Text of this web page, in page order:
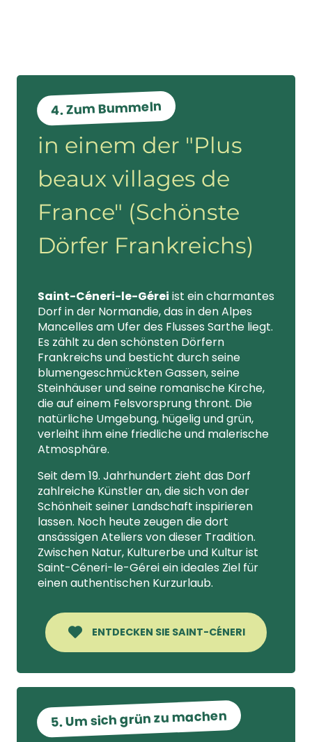
4. Zum Bummeln
in einem der "Plus
beaux villages de
France" (Schönste
Dörfer Frankreichs)
Saint-Céneri-le-Gérei ist ein charmantes
Dorf in der Normandie, das in den Alpes
Mancelles am Ufer des Flusses Sarthe liegt.
Es zählt zu den schönsten Dörfern
Frankreichs und besticht durch seine
blumengeschmückten Gassen, seine
Steinhäuser und seine romanische Kirche,
die auf einem Felsvorsprung thront. Die
natürliche Umgebung, hügelig und grün,
verleiht ihm eine friedliche und malerische
Atmosphäre.
Seit dem 19. Jahrhundert zieht das Dorf
zahlreiche Künstler an, die sich von der
Schönheit seiner Landschaft inspirieren
lassen. Noch heute zeugen die dort
ansässigen Ateliers von dieser Tradition.
Zwischen Natur, Kulturerbe und Kultur ist
Saint-Céneri-le-Gérei ein ideales Ziel für
einen authentischen Kurzurlaub.
ENTDECKEN SIE SAINT-CÉNERI
5. Um sich grün zu machen